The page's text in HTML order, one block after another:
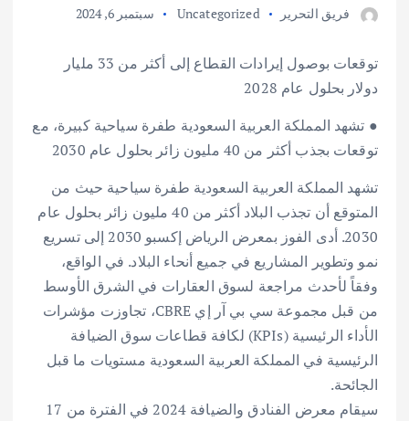
فريق التحرير Uncategorized سبتمبر 6, 2024
توقعات بوصول إيرادات القطاع إلى أكثر من 33 مليار
دولار بحلول عام 2028
● تشهد المملكة العربية السعودية طفرة سياحية كبيرة، مع
توقعات بجذب أكثر من 40 مليون زائر بحلول عام 2030
تشهد المملكة العربية السعودية طفرة سياحية حيث من
المتوقع أن تجذب البلاد أكثر من 40 مليون زائر بحلول عام
2030. أدى الفوز بمعرض الرياض إكسبو 2030 إلى تسريع
نمو وتطوير المشاريع في جميع أنحاء البلاد. في الواقع،
وفقاً لأحدث مراجعة لسوق العقارات في الشرق الأوسط
من قبل مجموعة سي بي آر إي CBRE، تجاوزت مؤشرات
الأداء الرئيسية (KPIs) لكافة قطاعات سوق الضيافة
الرئيسية في المملكة العربية السعودية مستويات ما قبل
الجائحة.
سيقام معرض الفنادق والضيافة 2024 في الفترة من 17